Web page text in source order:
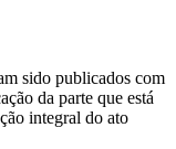
sido publicados com
da parte que está
integral do ato